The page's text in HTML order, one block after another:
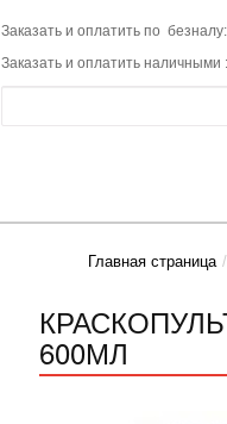
Заказать и оплатить по
Заказать и оплатить наличными
Главная страница
600МЛ